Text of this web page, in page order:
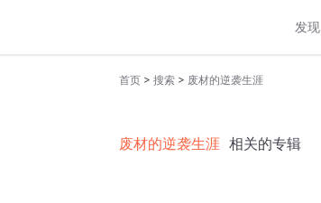
发现
首页 > 搜索 > 废材的逆袭生涯
废材的逆袭生涯 相关的专辑